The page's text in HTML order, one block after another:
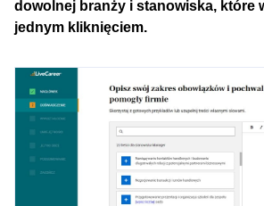
dowolnej branży i stanowiska, które
jednym kliknięciem.